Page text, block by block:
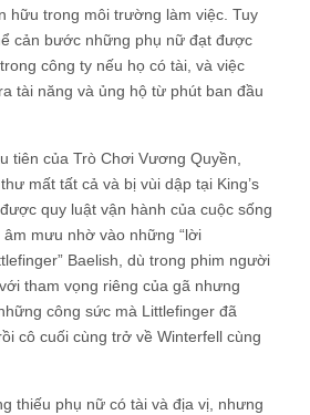
hữu trong môi trường làm việc. Tuy
cản bước những phụ nữ đạt được
công ty nếu họ có tài, và việc
tài năng và ủng hộ từ phút ban đầu
tiên của Trò Chơi Vương Quyền,
mất tất cả và bị vùi dập tại King’s
quy luật vận hành của cuộc sống
mưu nhờ vào những “lời
Baelish, dù trong phim người
tham vọng riêng của gã nhưng
công sức mà Littlefinger đã
cô cuối cùng trở về Winterfell cùng
thiếu phụ nữ có tài và địa vị, nhưng